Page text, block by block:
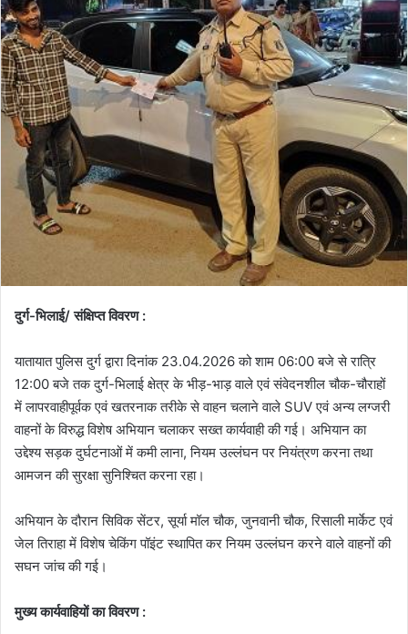
दुर्ग-भिलाई/ संक्षिप्त विवरण :
यातायात पुलिस दुर्ग द्वारा दिनांक 23.04.2026 को शाम 06:00 बजे से रात्रि
12:00 बजे तक दुर्ग-भिलाई क्षेत्र के भीड़-भाड़ वाले एवं संवेदनशील चौक-चौराहों
में लापरवाहीपूर्वक एवं खतरनाक तरीके से वाहन चलाने वाले SUV एवं अन्य लग्जरी
वाहनों के विरुद्ध विशेष अभियान चलाकर सख्त कार्यवाही की गई। अभियान का
उद्देश्य सड़क दुर्घटनाओं में कमी लाना, नियम उल्लंघन पर नियंत्रण करना तथा
आमजन की सुरक्षा सुनिश्चित करना रहा।
अभियान के दौरान सिविक सेंटर, सूर्या मॉल चौक, जुनवानी चौक, रिसाली मार्केट एवं
जेल तिराहा में विशेष चेकिंग पॉइंट स्थापित कर नियम उल्लंघन करने वाले वाहनों की
सघन जांच की गई।
मुख्य कार्यवाहियों का विवरण :